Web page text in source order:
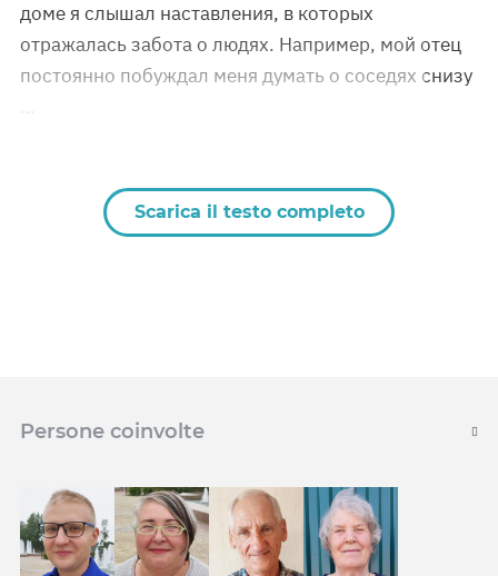
доме я слышал наставления, в которых
отражалась забота о людях. Например, мой отец
постоянно побуждал меня думать о соседях снизу
Scarica il testo completo
Persone coinvolte